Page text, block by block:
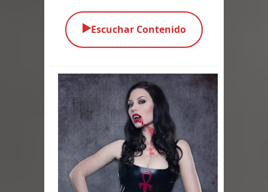
Cuentos
Parte 07: Asuntos que Resolver
Parte 06: El Trato con los Muertos
Parte 05: Sitiados
Parte 04: Se Descubre el Pastel
▶️Escuchar Contenido